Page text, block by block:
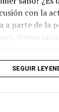
con la
a parte de la
SEGUIR